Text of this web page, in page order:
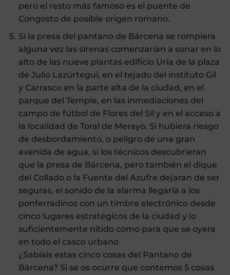
pero el resto más famoso es el puente de
Congosto de posible origen romano.
Si la presa del pantano de Bárcena se rompiera
alguna vez las sirenas comenzarían a sonar en lo
alto de las nueve plantas edificio Uría de la plaza
de Julio Lazúrtegui, en el tejado del instituto Gil
y Carrasco en la parte alta de la ciudad, en el
parque del Temple, en las inmediaciones del
campo de fútbol de Flores del Sil y en el acceso a
la localidad de Toral de Merayo. Si hubiera riesgo
de desbordamiento, o peligro de una gran
avenida de agua, si los técnicos descubrieran
que la presa de Bárcena, pero también el dique
del Collado o la Fuente del Azufre dejaran de ser
seguras, el sonido de la alarma llegaría a los
ponferradinos con un timbre electrónico desde
cinco lugares estratégicos de la ciudad y lo
suficientemente nítido como para que se oyera
en todo el casco urbano
¿Sabíais estas cinco cosas del Pantano de
Bárcena? Si se os ocurre que contemos 5 cosas